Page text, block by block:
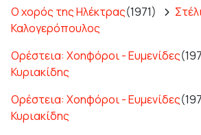
Ο χορός της Ηλέκτρας(1971)
Καλογερόπουλος
Ορέστεια: Χοηφόροι - Ευμενίδες
Κυριακίδης
Ορέστεια: Χοηφόροι - Ευμενίδες
Κυριακίδης